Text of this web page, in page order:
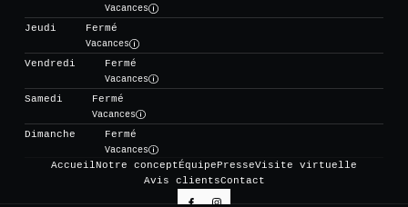
Vacances
Jeudi
Fermé
Vacances
Vendredi
Fermé
Vacances
Samedi
Fermé
Vacances
Dimanche
Fermé
Vacances
AccueilNotre conceptÉquipePresseVisite virtuelle
Avis clientsContact